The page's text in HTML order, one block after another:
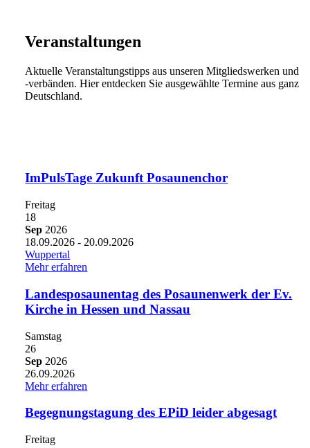
Veranstaltungen
Aktuelle Veranstaltungstipps aus unseren Mitgliedswerken und
-verbänden. Hier entdecken Sie ausgewählte Termine aus ganz
Deutschland.
ImPulsTage Zukunft Posaunenchor
Freitag
18
Sep 2026
18.09.2026 - 20.09.2026
Wuppertal
Mehr erfahren
Landesposaunentag des Posaunenwerk der Ev.
Kirche in Hessen und Nassau
Samstag
26
Sep 2026
26.09.2026
Mehr erfahren
Begegnungstagung des EPiD leider abgesagt
Freitag